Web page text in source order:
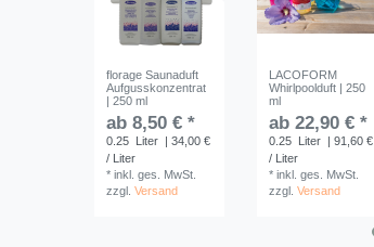
florage Saunaduft
Aufgusskonzentrat
| 250 ml
ab 8,50 € *
0.25 Liter | 34,00 €
/ Liter
*inkl. ges. MwSt.
zzgl.Versand
LACOFORM
Whirlpoolduft | 250
ml
ab 22,90 € *
0.25 Liter | 91,60 €
/ Liter
*inkl. ges. MwSt.
zzgl.Versand